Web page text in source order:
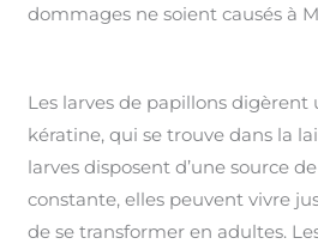
dommages ne soient causés à
Les larves de papillons
kératine, qui se trouve dans la
larves disposent d’une source
constante, elles peuvent vivre
de se transformer en adultes.